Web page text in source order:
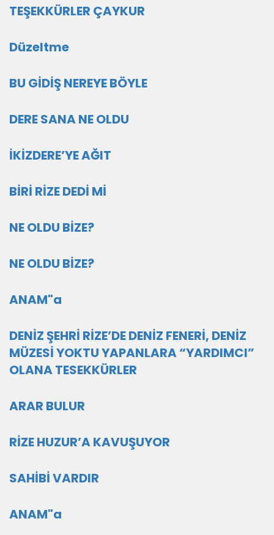
TEŞEKKÜRLER ÇAYKUR
Düzeltme
BU GİDİŞ NEREYE BÖYLE
DERE SANA NE OLDU
İKİZDERE’YE AĞIT
BİRİ RİZE DEDİ Mİ
NE OLDU BİZE?
NE OLDU BİZE?
ANAM"a
DENİZ ŞEHRİ RİZE’DE DENİZ FENERİ, DENİZ
MÜZESİ YOKTU YAPANLARA “YARDIMCI”
OLANA TESEKKÜRLER
ARAR BULUR
RİZE HUZUR’A KAVUŞUYOR
SAHİBİ VARDIR
ANAM"a